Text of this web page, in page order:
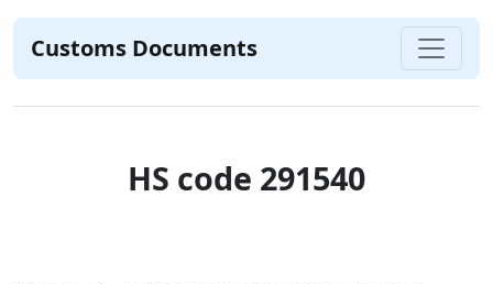
Customs Documents
HS code 291540